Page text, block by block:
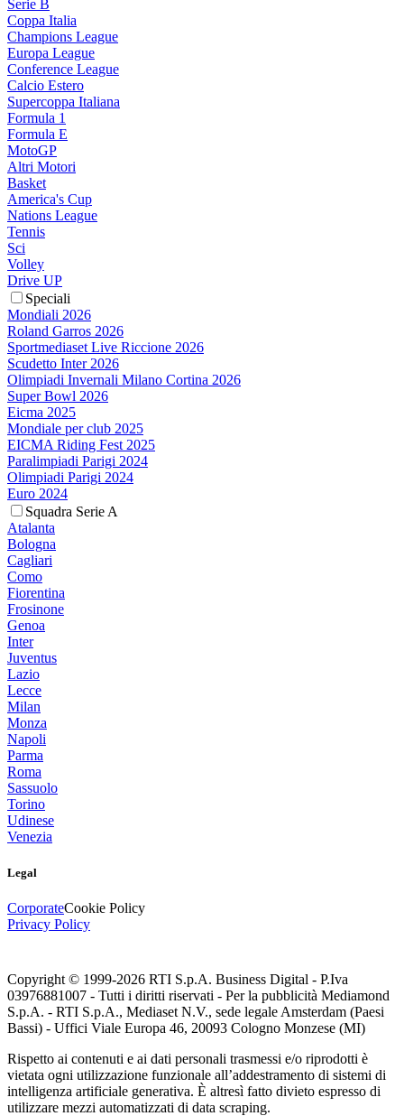
Serie B
Coppa Italia
Champions League
Europa League
Conference League
Calcio Estero
Supercoppa Italiana
Formula 1
Formula E
MotoGP
Altri Motori
Basket
America's Cup
Nations League
Tennis
Sci
Volley
Drive UP
Speciali
Mondiali 2026
Roland Garros 2026
Sportmediaset Live Riccione 2026
Scudetto Inter 2026
Olimpiadi Invernali Milano Cortina 2026
Super Bowl 2026
Eicma 2025
Mondiale per club 2025
EICMA Riding Fest 2025
Paralimpiadi Parigi 2024
Olimpiadi Parigi 2024
Euro 2024
Squadra Serie A
Atalanta
Bologna
Cagliari
Como
Fiorentina
Frosinone
Genoa
Inter
Juventus
Lazio
Lecce
Milan
Monza
Napoli
Parma
Roma
Sassuolo
Torino
Udinese
Venezia
Legal
CorporateCookie Policy
Privacy Policy
Copyright © 1999-2026 RTI S.p.A. Business Digital - P.Iva
03976881007 - Tutti i diritti riservati - Per la pubblicità Mediamond
S.p.A. - RTI S.p.A., Mediaset N.V., sede legale Amsterdam (Paesi
Bassi) - Uffici Viale Europa 46, 20093 Cologno Monzese (MI)
Rispetto ai contenuti e ai dati personali trasmessi e/o riprodotti è
vietata ogni utilizzazione funzionale all’addestramento di sistemi di
intelligenza artificiale generativa. È altresì fatto divieto espresso di
utilizzare mezzi automatizzati di data scraping.